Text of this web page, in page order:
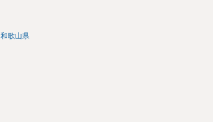
和歌山県